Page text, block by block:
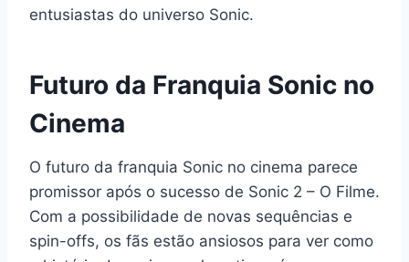
entusiastas do universo Sonic.
Futuro da Franquia Sonic no
Cinema
O futuro da franquia Sonic no cinema parece
promissor após o sucesso de Sonic 2 – O Filme.
Com a possibilidade de novas sequências e
spin-offs, os fãs estão ansiosos para ver como